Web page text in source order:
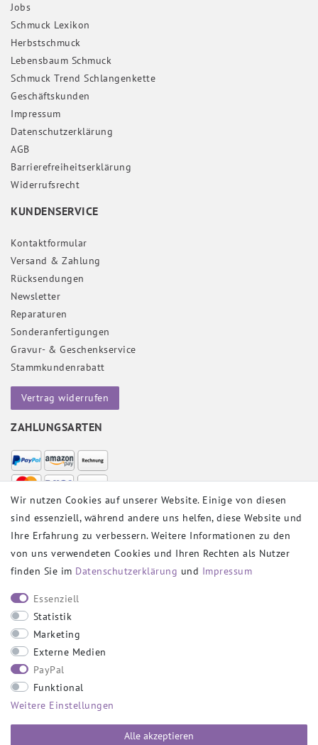
Jobs
Schmuck Lexikon
Herbstschmuck
Lebensbaum Schmuck
Schmuck Trend Schlangenkette
Geschäftskunden
Impressum
Daten­schutz­erklärung
AGB
Barrierefreiheitserklärung
Widerrufs­recht
KUNDENSERVICE
Kontaktformular
Versand & Zahlung
Rücksendungen
Newsletter
Reparaturen
Sonderanfertigungen
Gravur- & Geschenkservice
Stammkundenrabatt
Vertrag widerrufen
ZAHLUNGSARTEN
VERSANDPARTNER
SOCIAL
SICHER EINKAUFEN
Wir nutzen Cookies auf unserer Website. Einige von diesen
sind essenziell, während andere uns helfen, diese Website und
Ihre Erfahrung zu verbessern. Weitere Informationen zu den
von uns verwendeten Cookies und Ihren Rechten als Nutzer
finden Sie im Daten­schutz­erklärung und Impressum
Essenziell
Statistik
Marketing
Externe Medien
PayPal
Funktional
Weitere Einstellungen
Alle akzeptieren